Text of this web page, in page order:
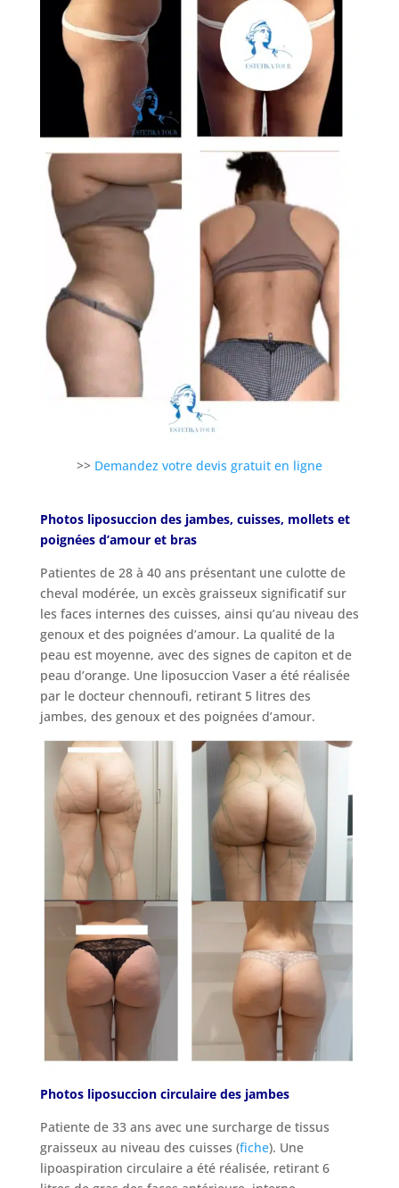
>> Demandez votre devis gratuit en ligne
Photos liposuccion des jambes, cuisses, mollets et
poignées d’amour et bras
Patientes de 28 à 40 ans présentant une culotte de
cheval modérée, un excès graisseux significatif sur
les faces internes des cuisses, ainsi qu’au niveau des
genoux et des poignées d’amour. La qualité de la
peau est moyenne, avec des signes de capiton et de
peau d’orange. Une liposuccion Vaser a été réalisée
par le docteur chennoufi, retirant 5 litres des
jambes, des genoux et des poignées d’amour.
Photos liposuccion circulaire des jambes
Patiente de 33 ans avec une surcharge de tissus
graisseux au niveau des cuisses (fiche). Une
lipoaspiration circulaire a été réalisée, retirant 6